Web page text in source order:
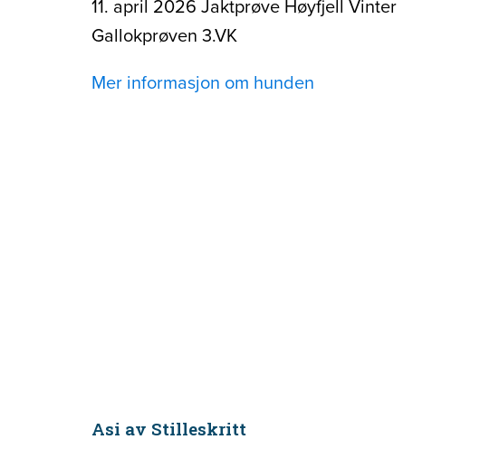
11. april 2026 Jaktprøve Høyfjell Vinter
Gallokprøven 3.VK
Mer informasjon om hunden
Asi av Stilleskritt